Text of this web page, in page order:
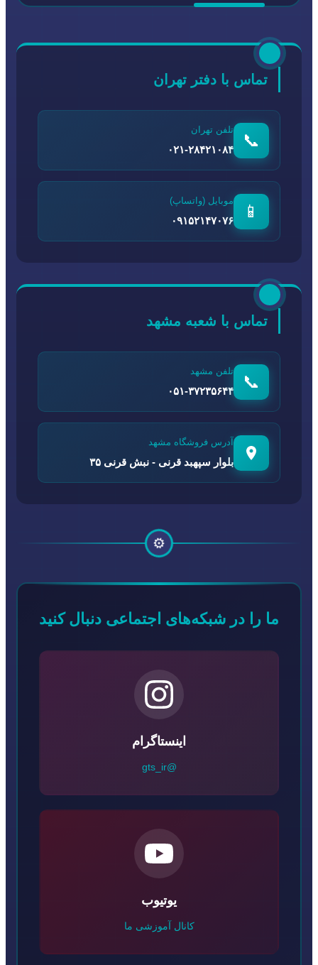
تماس با دفتر تهران
📞
تلفن تهران
۰۲۱-۲۸۴۲۱۰۸۴
📱
موبایل (واتساپ)
۰۹۱۵۲۱۴۷۰۷۶
تماس با شعبه مشهد
📞
تلفن مشهد
۰۵۱-۳۷۲۳۵۶۴۴
آدرس فروشگاه مشهد
بلوار سپهبد قرنی - نبش قرنی ۳۵
⚙️
ما را در شبکه‌های اجتماعی دنبال کنید
اینستاگرام
@gts_ir
یوتیوب
کانال آموزشی ما